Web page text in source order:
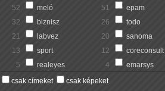
52
meló 51 epam
32
biznisz 26 todo
21
labvez 20 sanoma
13
sport 12 coreconsult
5
realeyes 4
emarsys
csak címeket
csak képeket